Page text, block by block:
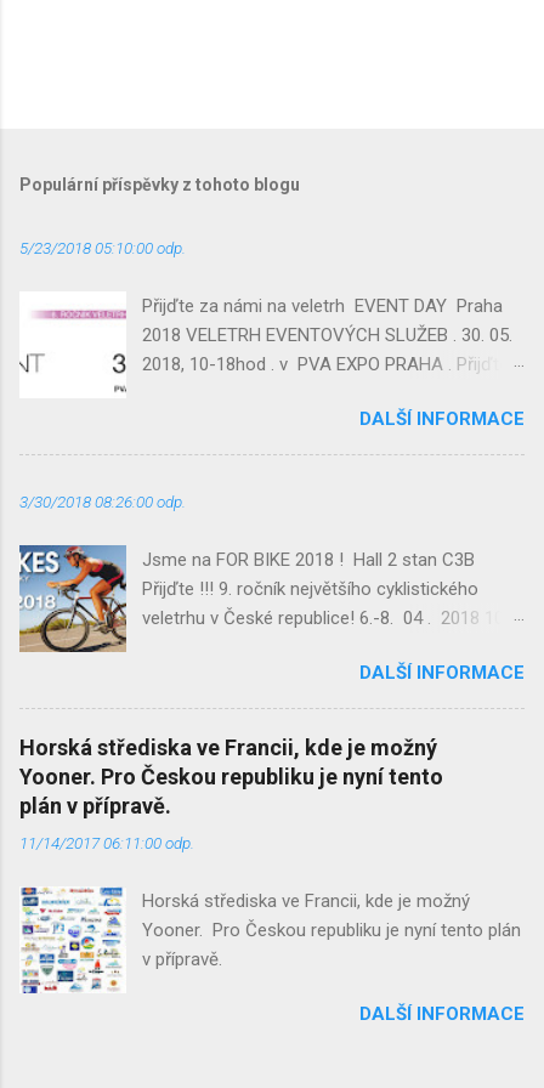
Populární příspěvky z tohoto blogu
5/23/2018 05:10:00 odp.
Přijďte za námi na veletrh EVENT DAY Praha
2018 VELETRH EVENTOVÝCH SLUŽEB . 30. 05.
2018, 10-18hod . v PVA EXPO PRAHA . Přijďte
prezentovat novinku v ČR Laser – Trap ----
GolfTRAP ---- Yooner TRAP Party ---- a
Najdete nás v hale 2 , C 08
v=c94d712fb913fa690631345713cdbb58
Nemáte ještě vstupenku? Stáhněte si od nás
čestnou vstupenku. Těšíme se na vás! Tým
DALŠÍ INFORMACE
3/30/2018 08:26:00 odp.
Jsme na FOR BIKE 2018 ! Hall 2 stan C3B
Přijďte !!! 9. ročník největšího cyklistického
veletrhu v České republice! 6.-8. 04 . 2018 10–
www.Yooner.cz Hillstrike Snowtrikes.com
Přijďte !!! PVA EXPO PRAHA Beranových 667,
199 00 Prague www.FORBIKES.cz
DALŠÍ INFORMACE
Horská střediska ve Francii, kde je možný
Yooner. Pro Českou republiku je nyní tento
plán v přípravě.
11/14/2017 06:11:00 odp.
Horská střediska ve Francii, kde je možný
Yooner. Pro Českou republiku je nyní tento plán
v přípravě.
DALŠÍ INFORMACE